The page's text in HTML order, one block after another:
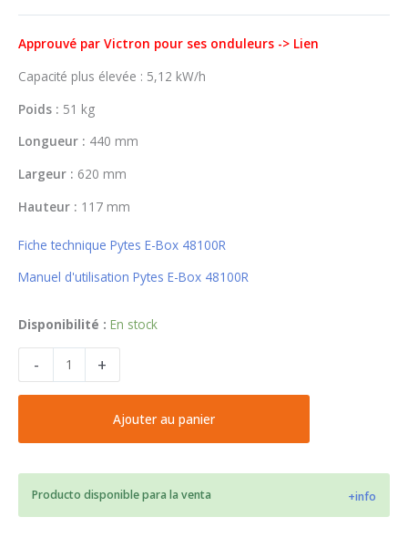
prix
était :
882,82€.
prix
est :
857,89€.
Approuvé par Victron pour ses onduleurs -> Lien
Capacité plus élevée : 5,12 kW/h
Poids : 51 kg
Longueur : 440 mm
Largeur : 620 mm
Hauteur : 117 mm
Fiche technique Pytes E-Box 48100R
Manuel d'utilisation Pytes E-Box 48100R
Disponibilité : En stock
-
quantité
de
Bateria
de
LiFePO4
Box
+
Ajouter au panier
Producto disponible para la venta +info